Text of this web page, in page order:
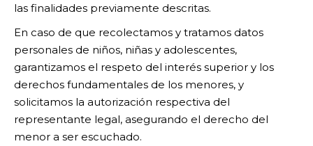
las finalidades previamente descritas.
En caso de que recolectamos y tratamos datos
personales de niños, niñas y adolescentes,
garantizamos el respeto del interés superior y los
derechos fundamentales de los menores, y
solicitamos la autorización respectiva del
representante legal, asegurando el derecho del
menor a ser escuchado.